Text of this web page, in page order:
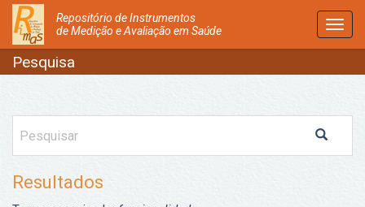
Repositório de Instrumentos
de Medição e Avaliação em Saúde
Pesquisa
Resultados